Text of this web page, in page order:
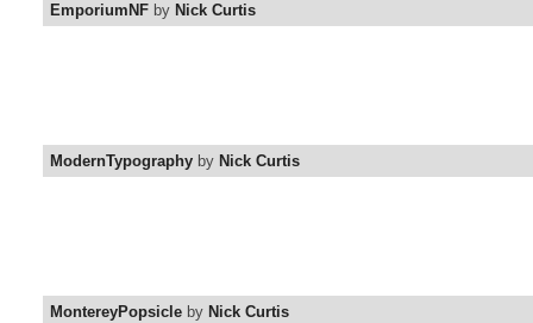
EmporiumNF by Nick Curtis
ModernTypography by Nick Curtis
MontereyPopsicle by Nick Curtis